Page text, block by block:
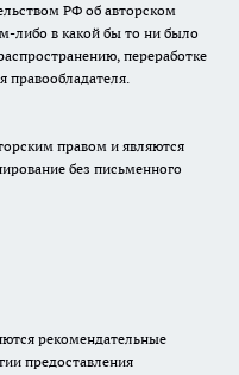
РФ об авторском
либо в какой бы то ни было
переработке
правообладателя.
правом и являются
без письменного
рекомендательные
предоставления